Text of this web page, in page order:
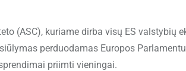
(ASC), kuriame dirba visų ES valstybių
perduodamas Europos
priimti vieningai.